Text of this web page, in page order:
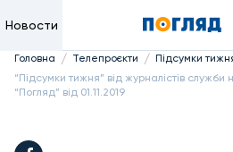
Новости
Головна / Телепроєкти / Підсумки
“Підсумки тижня” від журналістів служби
“Погляд” від 01.11.2019